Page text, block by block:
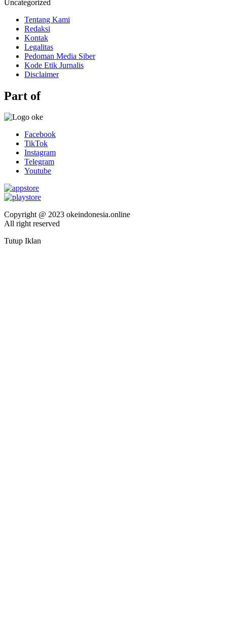
Uncategorized
Tentang Kami
Redaksi
Kontak
Legalitas
Pedoman Media Siber
Kode Etik Jurnalis
Disclaimer
Part of
Facebook
TikTok
Instagram
Telegram
Youtube
Copyright @ 2023 okeindonesia.online
All right reserved
Tutup Iklan